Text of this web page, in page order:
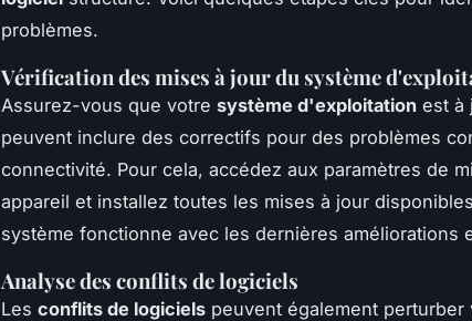
problèmes.
Vérification des mises à jour du système
Assurez-vous que votre système d'exploitation est à
peuvent inclure des correctifs pour des problèmes
connectivité. Pour cela, accédez aux paramètres de
appareil et installez toutes les mises à jour
système fonctionne avec les dernières améliorations
Analyse des conflits de logiciels
Les conflits de logiciels peuvent également